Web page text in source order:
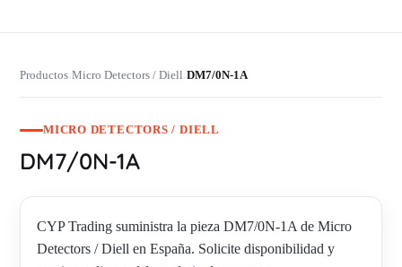
Productos›Micro Detectors / Diell›DM7/0N-1A
MICRO DETECTORS / DIELL
DM7/0N-1A
CYP Trading suministra la pieza DM7/0N-1A de Micro
Detectors / Diell en España. Solicite disponibilidad y